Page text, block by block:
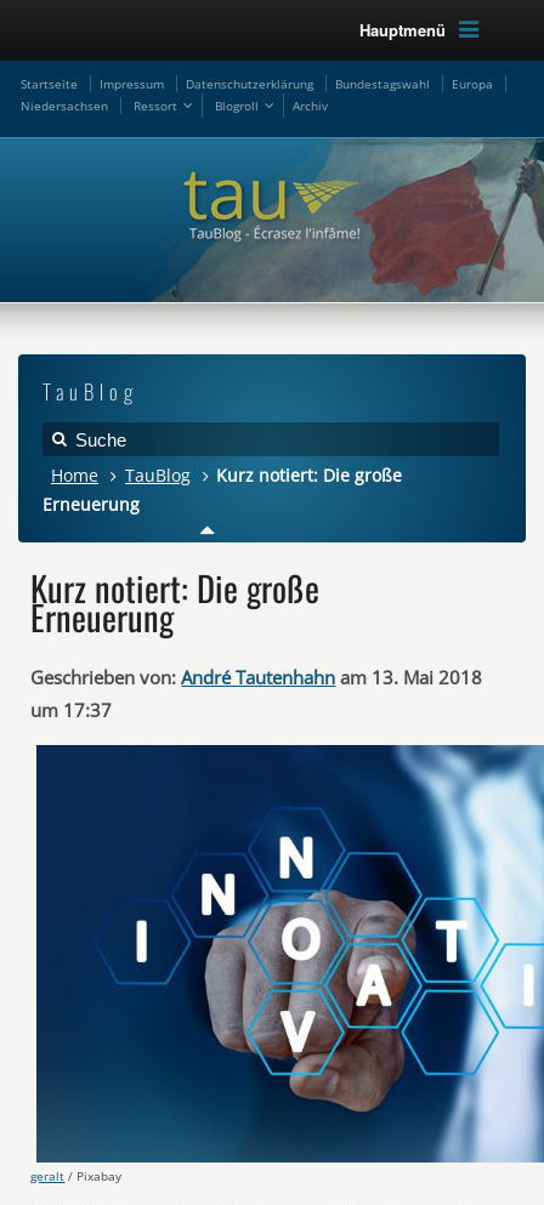
Hauptmenü
Startseite Impressum Datenschutzerklärung Bundestagswahl
Europa
Niedersachsen
Ressort Blogroll Archiv
TauBlog
Home TauBlog
Kurz notiert: Die große
Erneuerung
Kurz notiert: Die große
Erneuerung
Geschrieben von: André Tautenhahn am 13. Mai 2018
um 17:37
geralt / Pixabay